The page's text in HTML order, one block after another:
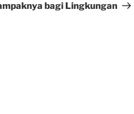
bagi Lingkungan